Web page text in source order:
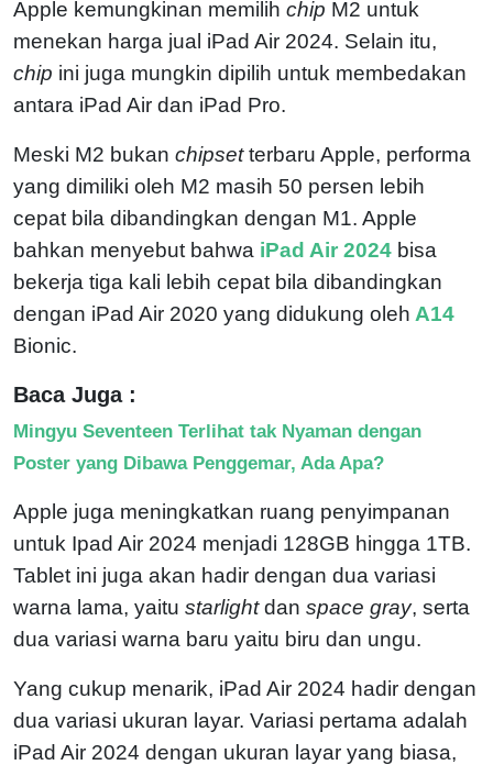
Apple kemungkinan memilih chip M2 untuk
menekan harga jual iPad Air 2024. Selain itu,
chip ini juga mungkin dipilih untuk membedakan
antara iPad Air dan iPad Pro.
Meski M2 bukan chipsetterbaru Apple, performa
yang dimiliki oleh M2 masih 50 persen lebih
cepat bila dibandingkan dengan M1. Apple
bahkan menyebut bahwa iPad Air 2024 bisa
bekerja tiga kali lebih cepat bila dibandingkan
dengan iPad Air 2020 yang didukung oleh A14
Bionic.
Baca Juga :
Mingyu Seventeen Terlihat tak Nyaman dengan
Poster yang Dibawa Penggemar, Ada Apa?
Apple juga meningkatkan ruang penyimpanan
untuk Ipad Air 2024 menjadi 128GB hingga 1TB.
Tablet ini juga akan hadir dengan dua variasi
warna lama, yaitu starlightdan space gray, serta
dua variasi warna baru yaitu biru dan ungu.
Yang cukup menarik, iPad Air 2024 hadir dengan
dua variasi ukuran layar. Variasi pertama adalah
iPad Air 2024 dengan ukuran layar yang biasa,